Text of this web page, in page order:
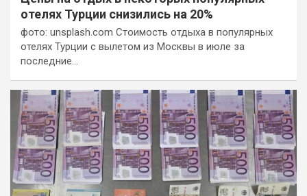
отелях Турции снизились на 20%
фото: unsplash.com Стоимость отдыха в популярных
отелях Турции с вылетом из Москвы в июле за
последние…